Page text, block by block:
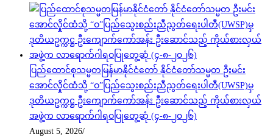
ပြည်ထောင်စုသမ္မတမြန်မာနိုင်ငံတော် နိုင်ငံတော်သမ္မတ ဦးမင်း
အောင်လှိုင်ထံသို့ “ဝ”ပြည်သွေးစည်းညီညွတ်ရေးပါတီ(UWSP)မှ
ဒုတိယဥက္ကဋ္ဌ ဦးကျောက်ကော်အန်း ဦးဆောင်သည့် ကိုယ်စားလှယ်
အဖွဲ့က လာရောက်ဂါရဝပြုတွေ့ဆုံ (၄-၈-၂၀၂၆)
August 5, 2026/